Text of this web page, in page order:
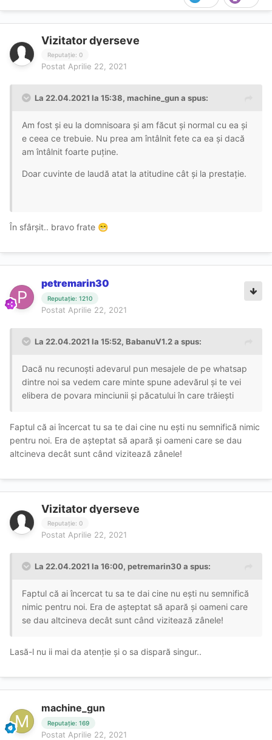
Vizitator dyerseve
Reputație: 0
Postat Aprilie 22, 2021
La 22.04.2021 la 15:38, machine_guna spus:
Am fost și eu la domnisoara și am făcut și normal cu ea și
e ceea ce trebuie. Nu prea am întâlnit fete ca ea și dacă
am întâlnit foarte puține.
Doar cuvinte de laudă atat la atitudine cât și la prestație.
În sfârșit.. bravo frate 😁
petremarin30
Reputație: 1210
Postat Aprilie 22, 2021
La 22.04.2021 la 15:52, BabanuV1.2a spus:
Dacă nu recunoști adevarul pun mesajele de pe whatsap
dintre noi sa vedem care minte spune adevărul și te vei
elibera de povara minciunii și păcatului în care trăiești
Faptul că ai încercat tu sa te dai cine nu ești nu semnifică nimic
pentru noi. Era de așteptat să apară și oameni care se dau
altcineva decât sunt când vizitează zânele!
Vizitator dyerseve
Reputație: 0
Postat Aprilie 22, 2021
La 22.04.2021 la 16:00, petremarin30a spus:
Faptul că ai încercat tu sa te dai cine nu ești nu semnifică
nimic pentru noi. Era de așteptat să apară și oameni care
se dau altcineva decât sunt când vizitează zânele!
Lasă-l nu ii mai da atenție și o sa dispară singur..
machine_gun
Reputație: 169
Postat Aprilie 22, 2021